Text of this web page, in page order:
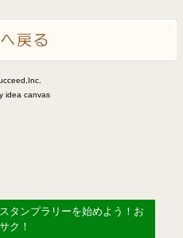
idea canvas
タンプラリーを始めよう！お
ク！